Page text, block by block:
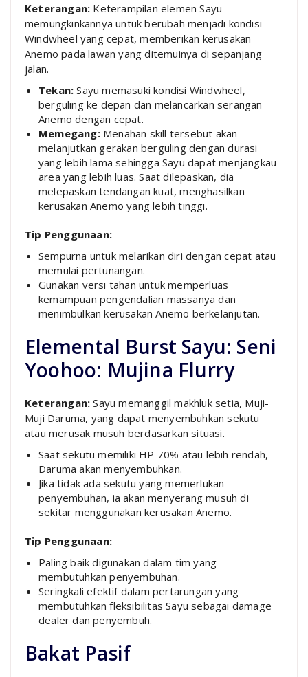
Keterangan: Keterampilan elemen Sayu
memungkinkannya untuk berubah menjadi kondisi
Windwheel yang cepat, memberikan kerusakan
Anemo pada lawan yang ditemuinya di sepanjang
jalan.
Tekan: Sayu memasuki kondisi Windwheel,
berguling ke depan dan melancarkan serangan
Anemo dengan cepat.
Memegang:Menahan skill tersebut akan
melanjutkan gerakan berguling dengan durasi
yang lebih lama sehingga Sayu dapat menjangkau
area yang lebih luas. Saat dilepaskan, dia
melepaskan tendangan kuat, menghasilkan
kerusakan Anemo yang lebih tinggi.
Tip Penggunaan:
Sempurna untuk melarikan diri dengan cepat atau
memulai pertunangan.
Gunakan versi tahan untuk memperluas
kemampuan pengendalian massanya dan
menimbulkan kerusakan Anemo berkelanjutan.
Elemental Burst Sayu: Seni
Yoohoo: Mujina Flurry
Keterangan: Sayu memanggil makhluk setia, Muji-
Muji Daruma, yang dapat menyembuhkan sekutu
atau merusak musuh berdasarkan situasi.
Saat sekutu memiliki HP 70% atau lebih rendah,
Daruma akan menyembuhkan.
Jika tidak ada sekutu yang memerlukan
penyembuhan, ia akan menyerang musuh di
sekitar menggunakan kerusakan Anemo.
Tip Penggunaan:
Paling baik digunakan dalam tim yang
membutuhkan penyembuhan.
Seringkali efektif dalam pertarungan yang
membutuhkan fleksibilitas Sayu sebagai damage
dealer dan penyembuh.
Bakat Pasif